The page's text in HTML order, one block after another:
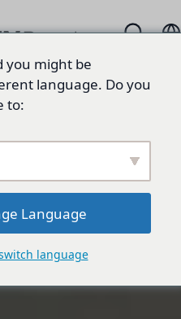
you might be
language. Do you
to:
Language
language